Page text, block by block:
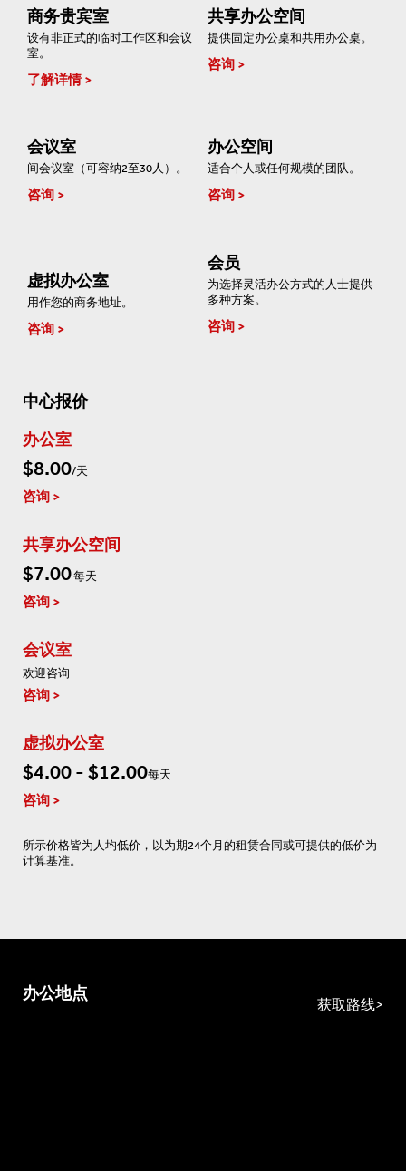
商务贵宾室
设有非正式的临时工作区和会议
室。
了解详情
共享办公空间
提供固定办公桌和共用办公桌。
咨询
会议室
间会议室（可容纳2至30人）。
咨询
办公空间
适合个人或任何规模的团队。
咨询
虚拟办公室
用作您的商务地址。
咨询
会员
为选择灵活办公方式的人士提供
多种方案。
咨询
中心报价
办公室
$8.00/天
咨询
共享办公空间
$7.00每天
咨询
会议室
欢迎咨询
咨询
虚拟办公室
$4.00 - $12.00每天
咨询
所示价格皆为人均低价，以为期24个月的租赁合同或可提供的低价为
计算基准。
办公地点
获取路线